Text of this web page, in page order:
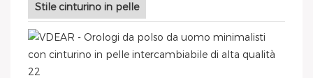
Stile cinturino in pelle